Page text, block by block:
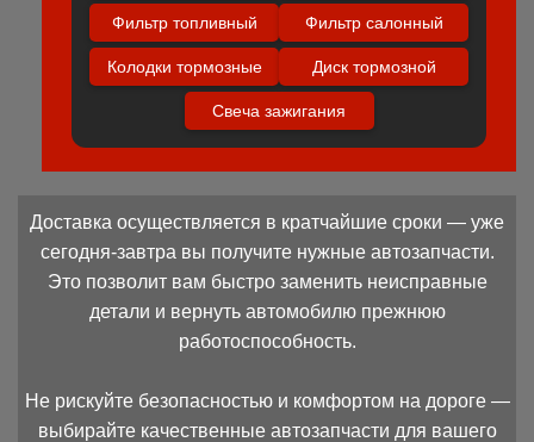
Фильтр топливный Фильтр салонный
Колодки тормозные Диск тормозной
Свеча зажигания
Доставка осуществляется в кратчайшие сроки — уже
сегодня-завтра вы получите нужные автозапчасти.
Это позволит вам быстро заменить неисправные
детали и вернуть автомобилю прежнюю
работоспособность.
Не рискуйте безопасностью и комфортом на дороге —
выбирайте качественные автозапчасти для вашего